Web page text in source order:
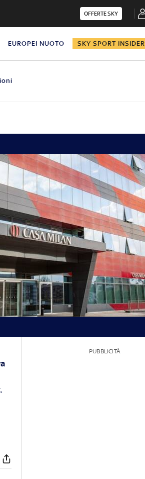
OFFERTE SKY
EUROPEI NUOTO SKY SPORT INSIDER
PUBBLICITÀ